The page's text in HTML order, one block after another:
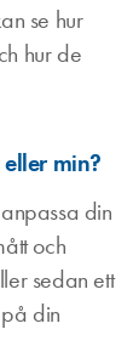
se hur
hur de
min?
din
och
sedan ett
din